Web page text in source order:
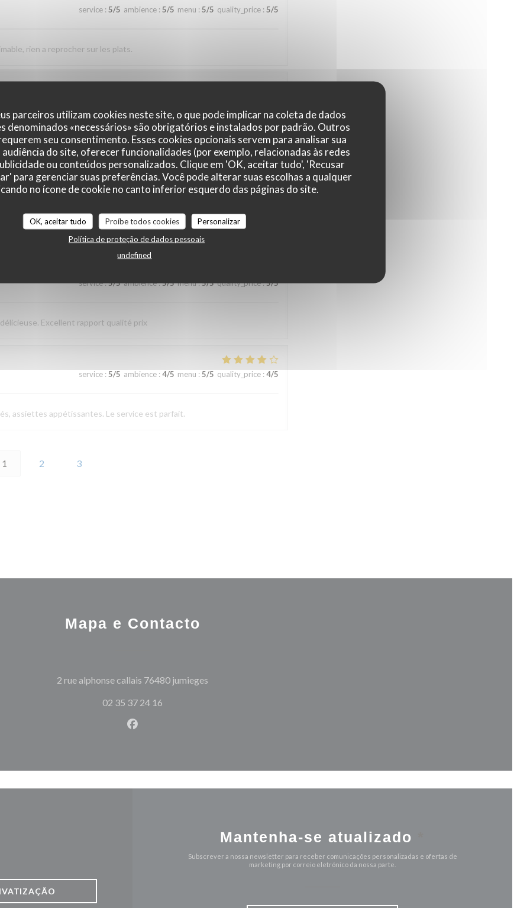
parceiros utilizam cookies neste site, o que pode implicar na coleta de dados
denominados «necessários» são obrigatórios e instalados por padrão. Outros
seu consentimento. Esses cookies opcionais servem para analisar sua
do site, oferecer funcionalidades (por exemplo, relacionadas às redes
ou conteúdos personalizados. Clique em 'OK, aceitar tudo', 'Recusar
para gerenciar suas preferências. Você pode alterar suas escolhas a qualquer
no ícone de cookie no canto inferior esquerdo das páginas do site.
OK, aceitar tudo Proíbe todos cookies
Personalizar
Política de proteção de dados pessoais
undefined
service: 5/5 ambience: 5/5 menu : 5/5 quality_price: 5/5
rien a reprocher sur les plats.
au top. Lo
service:4 /5 ambience: 4/5 menu:4/5 quality_price:5/5
Nettes freundliches Personal Wir kommen gerne wieder
service:5/5 ambience:5/5 menu:5/5 quality_price:5/5
Excellent rapport qualité prix
service: 5/5 ambience: 4/5 menu : 5/5 quality_price: 4/5
assiettes appétissantes. Le service est parfait.
1 2 3
Mapa e Contacto
2 rue alphonse callais 76480 jumieges
02 35 37 24 16
Facebook ((abre numa nova janela))
Mantenha-se atualizado
Subscrever a nossa newsletter para receber comunicações personalizadas e ofertas de
marketing por correio eletrónico da nossa parte.